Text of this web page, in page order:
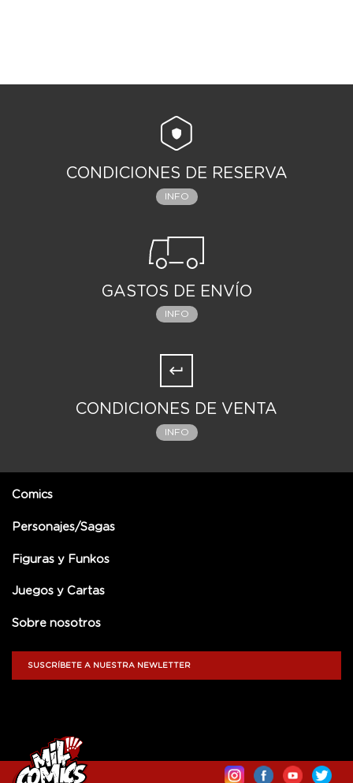
CONDICIONES DE RESERVA
INFO
GASTOS DE ENVÍO
INFO
CONDICIONES DE VENTA
INFO
Comics
Personajes/Sagas
Figuras y Funkos
Juegos y Cartas
Sobre nosotros
SUSCRÍBETE A NUESTRA NEWLETTER